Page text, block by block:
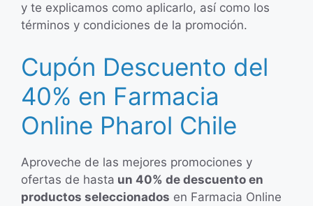
y te explicamos como aplicarlo, así como los
términos y condiciones de la promoción.
Cupón Descuento del
40% en Farmacia
Online Pharol Chile
Aproveche de las mejores promociones y
ofertas de hasta un 40% de descuento en
productos seleccionados en Farmacia Online